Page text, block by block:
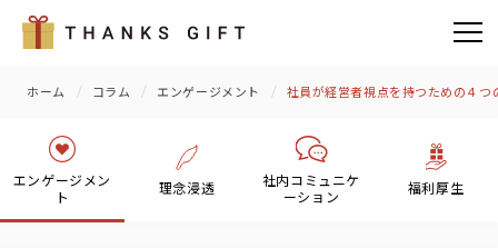
ホーム コラム エンゲージメント 社員が経営者視点を持つための４つ
エンゲージメン
ト
理念浸透
社内コミュニケ
ーション
福利厚生